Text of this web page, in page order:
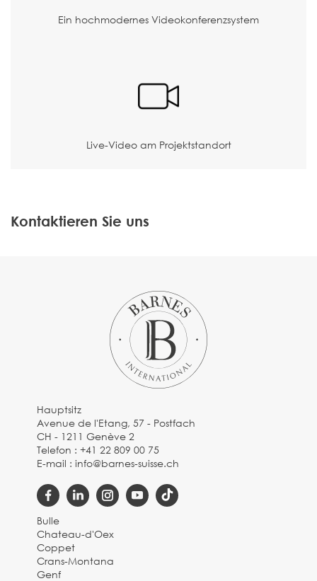
Ein hochmodernes Videokonferenzsystem
Live-Video am Projektstandort
Kontaktieren Sie uns
Hauptsitz
Avenue de l'Etang, 57 - Postfach
CH - 1211 Genève 2
Telefon :+41 22 809 00 75
E-mail :info@barnes-suisse.ch
Bulle
Chateau-d'Oex
Coppet
Crans-Montana
Genf